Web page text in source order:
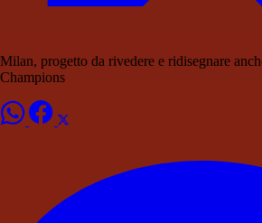
Milan, progetto da rivedere e ridisegnare
Champions